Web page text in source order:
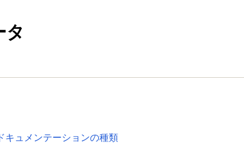
キュメンテーションの種類